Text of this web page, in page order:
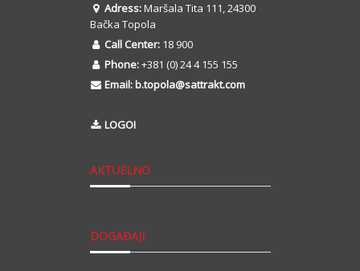
Adress:Maršala Tita 111, 24300
Bačka Topola
Call Center: 18 900
Phone:+381 (0) 24 4 155 155
Email:b.topola@sattrakt.com
LOGOI
AKTUELNO
DOGAĐAJI